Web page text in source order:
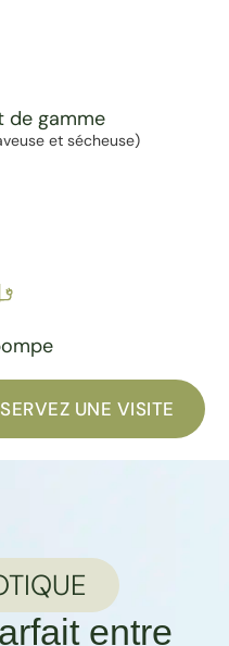
de gamme
et sécheuse)
UNE VISITE
entre